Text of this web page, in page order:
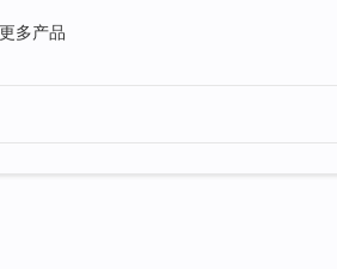
更多产品